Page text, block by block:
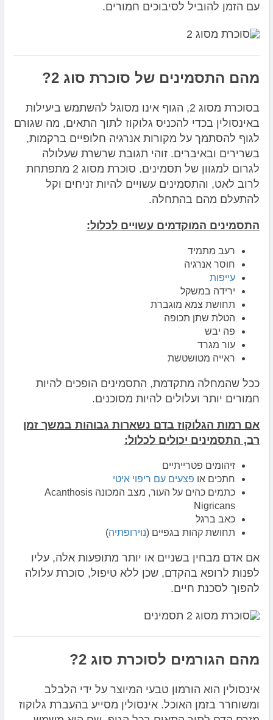
עם הזמן להוביל לסיבוכים חמורים.
מהם התסמינים של סוכרת סוג 2?
בסוכרת מסוג 2, הגוף אינו מסוגל להשתמש ביעילות
באינסולין בכדי להכניס גלוקוז לתוך התאים, מה שגורם
לגוף להסתמך על מקורות אנרגיה חלופיים ברקמות,
בשרירים ובאיברים. זוהי תגובת שרשרת שעלולה
לגרום למגוון של תסמינים. סוכרת מסוג 2 מתפתחת
לרוב לאט, והתסמינים עשויים להיות זניחים וקל
להתעלם מהם בהתחלה.
התסמינים המוקדמים עשויים לכלול:
רעב מתמיד
חוסר אנרגיה
עייפות
ירידה במשקל
תחושת צמא מוגברת
הטלת שתן תכופה
פה יבש
עור מגרד
ראייה מטושטשת
ככל שהמחלה מתקדמת, התסמינים הופכים להיות
חמורים יותר ועלולים להיות מסוכנים.
אם רמות הגלוקוז בדם נשארות גבוהות במשך זמן
רב, התסמינים יכולים לכלול:
זיהומים פטרייתיים
חתכים או פצעים עם ריפוי איטי
כתמים כהים על העור, מצב המכונה Acanthosis
Nigricans
כאב ברגל
תחושת קהות בגפיים (נוירופתיה)
אם אדם מבחין בשניים או יותר מתופעות אלה, עליו
לפנות לרופא בהקדם, שכן ללא טיפול, סוכרת עלולה
להפוך לסכנת חיים.
מהם הגורמים לסוכרת סוג 2?
אינסולין הוא הורמון טבעי המיוצר על ידי הלבלב
ומשוחרר בזמן האוכל. אינסולין מסייע בהעברת גלוקוז